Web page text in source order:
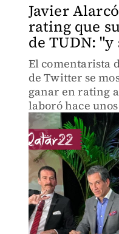
Javier
rating que
de TUDN:
El comentarista
de Twitter se
ganar en rating
laboró hace